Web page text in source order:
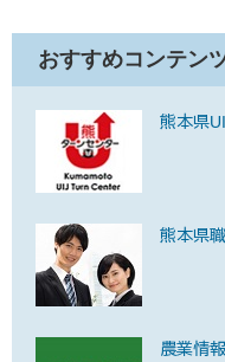
おすすめコンテン
熊本県
熊本県
農業情